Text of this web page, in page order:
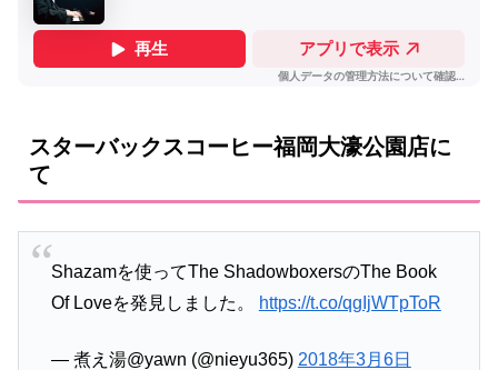
スターバックスコーヒー福岡大濠公園店に
て
Shazamを使ってThe ShadowboxersのThe Book
Of Loveを発見しました。
https://t.co/qgIjWTpToR
— 煮え湯@yawn (@nieyu365) 2018年3月6日